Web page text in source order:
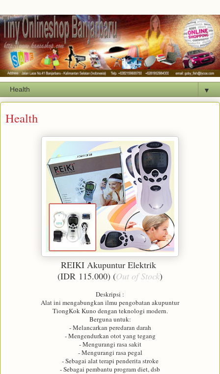
▼
Health
REIKI Akupuntur Elektrik
(IDR 115.000) (Out of Stock)
Deskripsi :
Alat ini mengabungkan ilmu pengobatan akupuntur
TiongKok Kuno dengan teknologi modern.
Berguna untuk:
- Melancarkan peredaran darah
- Mengendurkan otot yang tegang
- Mengurangi rasa sakit
- Mengurangi rasa pegal
- Sebagai alat terapi penderita stroke
- Sebagai pembantu program diet, dsb